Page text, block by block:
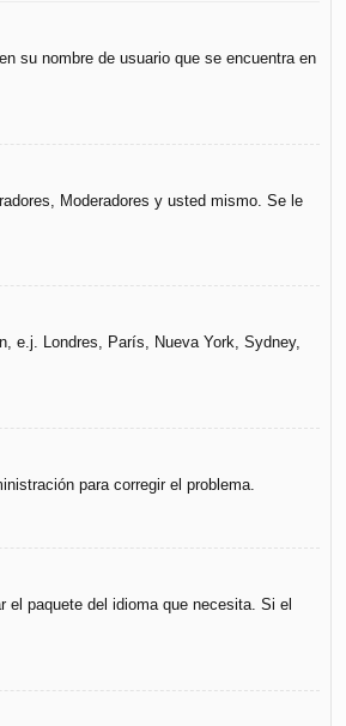
su nombre de usuario que se encuentra en
Moderadores y usted mismo. Se le
e.j. Londres, París, Nueva York, Sydney,
para corregir el problema.
el paquete del idioma que necesita. Si el